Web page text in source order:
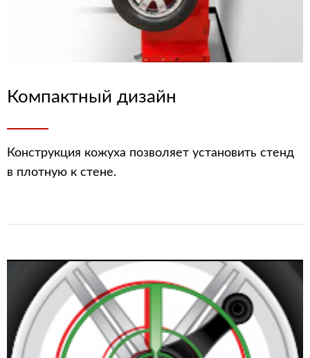
Компактный дизайн
Конструкция кожуха позволяет установить стенд
в плотную к стене.